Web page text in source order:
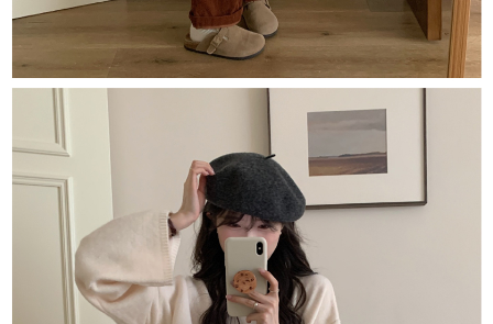
時審查核予不同之上限額度；若仍有額度不足之情形，本公司將視審查結果
請求用戶進行身份認證。
５．嚴禁一人註冊多個帳號或使用他人資訊註冊。若發現惡意使用之情形，
恩沛科技股份有限公司將有權停止該用戶之使用額度並採取法律行動。
海外宅配 查看運費